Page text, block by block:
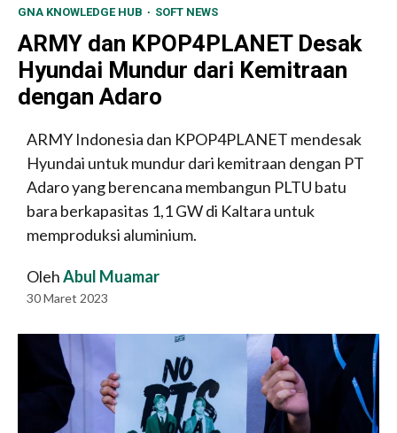
GNA KNOWLEDGE HUB SOFT NEWS
ARMY dan KPOP4PLANET Desak
Hyundai Mundur dari Kemitraan
dengan Adaro
ARMY Indonesia dan KPOP4PLANET mendesak
Hyundai untuk mundur dari kemitraan dengan PT
Adaro yang berencana membangun PLTU batu
bara berkapasitas 1,1 GW di Kaltara untuk
memproduksi aluminium.
OlehAbul Muamar
30 Maret 2023